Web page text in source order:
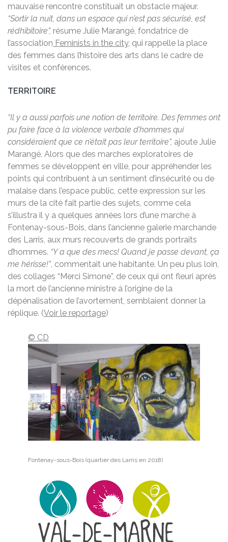
mauvaise rencontre constituait un obstacle majeur.
“Sortir la nuit, dans un espace qui n’est pas sécurisé, est
rédhibitoire”, résume Julie Marangé, fondatrice de
l’association Feminists in the city, qui rappelle la place
des femmes dans l’histoire des arts dans le cadre de
visites et conférences.
TERRITOIRE
“Il y a aussi parfois une notion de territoire. Des femmes ont
pu faire face à la violence verbale d’hommes qui
considéraient que ce n’était pas leur territoire”, ajoute Julie
Marangé. Alors que des marches exploratoires de
femmes se développent en ville, pour appréhender les
points qui contribuent à un sentiment d’insécurité ou de
malaise dans l’espace public, cette expression sur les
murs de la cité fait partie des sujets, comme cela
s’illustra il y a quelques années lors d’une marche à
Fontenay-sous-Bois, dans l’ancienne galerie marchande
des Larris, aux murs recouverts de grands portraits
d’hommes. “Y a que des mecs! Quand je passe devant, ça
me hérisse!”, commentait une habitante. Un peu plus loin,
des collages “Merci Simone”, de ceux qui ont fleuri après
la mort de l’ancienne ministre à l’origine de la
dépénalisation de l’avortement, semblaient donner la
réplique. (Voir le reportage)
© CD
Fontenay-sous-Bois (quartier des Larris en 2018)